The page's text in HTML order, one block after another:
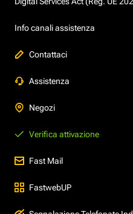
Info canali assistenza
Contattaci
Assistenza
Negozi
Verifica attivazione
Fast Mail
FastwebUP